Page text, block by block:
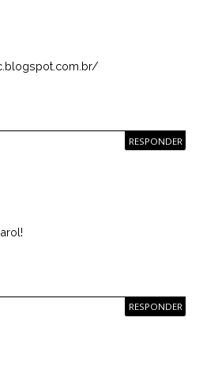
RESPONDER
RESPONDER